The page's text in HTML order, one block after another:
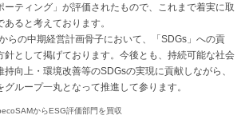
ーティング」が評価されたもので、これまで着実に取
ると考えております。
らの中期経営計画骨子において、「SDGs」への貢
針として掲げております。今後とも、持続可能な社会
向上・環境改善等のSDGsの実現に貢献しながら、
グループ一丸となって推進して参ります。
からESG評価部門を買収